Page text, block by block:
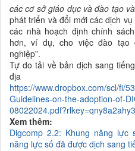
cáccơ sởgiáo dục vàđào tạo
phát triển và đổi mới các dịch
các nhà hoạch định chính
hơn, ví dụ, cho việcđào tạo
nghiệp”.
Tự do tải về bản dịch sang
địa
https://www.dropbox.com/scl/fi/
Guidelines-on-the-adoption-of-
Xem thêm:
Digcomp 2.2: Khung năng
năng lực số đã được dịch sang